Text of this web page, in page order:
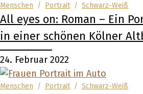
Menschen / Portrait/ Schwarz-Weiß
All eyes on: Roman – Ein
in einer schönen Kölner
24. Februar 2022
Menschen / Portrait/ Schwarz-Weiß